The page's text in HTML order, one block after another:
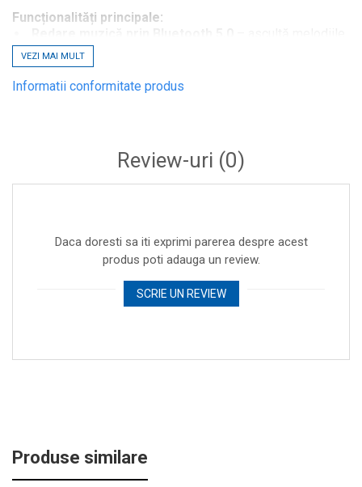
Funcționalități principale:
preferate direct de pe telefon în boxele mașinii.
Control complet de pe volan sau CD player
schimbă piesele înainte/înapoi și gestionează apelurile
comunicare clară, iar sunetul apelurilor se redă în
difuzoarele mașinii.
Port USB pentru stick de memorie– redă muzică de
extern, precum telefon sau MP3 player.
Sunet clar, fără distorsiuni– calitate audio ridicată,
fără zgomote nedorite.
Honda CR-V (2005–2011)
Honda City / Ciimo (2002–2011)
VEZI MAI MULT
Informatii conformitate produs
Review-uri (0)
Daca doresti sa iti exprimi parerea despre acest
produs poti adauga un review.
SCRIE UN REVIEW
Produse similare